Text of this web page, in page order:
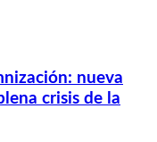
nueva
crisis de la